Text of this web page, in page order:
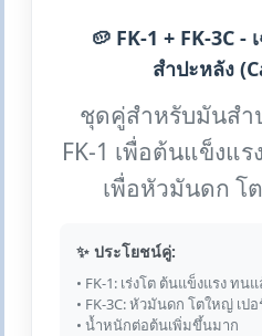
🥔 FK-1 + FK-3C
สำปะหลัง
ชุดคู่สำหรับมันสำ
FK-1 เพื่อต้นแข็งแร
เพื่อหัวมันดก โ
✨ ประโยชน์คู่:
• FK-1: เร่งโต ต้นแข็งแรง ทนแ
• FK-3C: หัวมันดก โตใหญ่ เป
• น้ำหนักต่อต้นเพิ่มขึ้นมาก